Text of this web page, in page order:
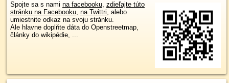
Spojte sa s nami na facebooku, zdieľajte túto
stránku na Facebooku, na Twittri, alebo
umiestnite odkaz na svoju stránku.
Ale hlavne doplňte dáta do Openstreetmap,
články do wikipédie, ...